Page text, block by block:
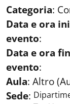
Categoria:
Data e ora
evento:
Data e ora
evento:
Aula: Altro
Sede: